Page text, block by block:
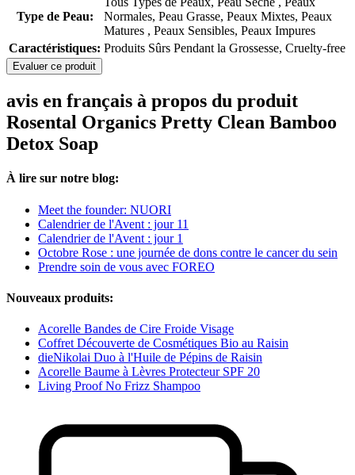
Type de Peau:
Normales, Peau Grasse, Peaux Mixtes, Peaux
Matures , Peaux Sensibles, Peaux Impures
Caractéristiques: Produits Sûrs Pendant la Grossesse, Cruelty-free
Evaluer ce produit
avis en français à propos du produit
Rosental Organics Pretty Clean Bamboo
Detox Soap
À lire sur notre blog:
Meet the founder: NUORI
Calendrier de l'Avent : jour 11
Calendrier de l'Avent : jour 1
Octobre Rose : une journée de dons contre le cancer du sein
Prendre soin de vous avec FOREO
Nouveaux produits:
Acorelle Bandes de Cire Froide Visage
Coffret Découverte de Cosmétiques Bio au Raisin
dieNikolai Duo à l'Huile de Pépins de Raisin
Acorelle Baume à Lèvres Protecteur SPF 20
Living Proof No Frizz Shampoo